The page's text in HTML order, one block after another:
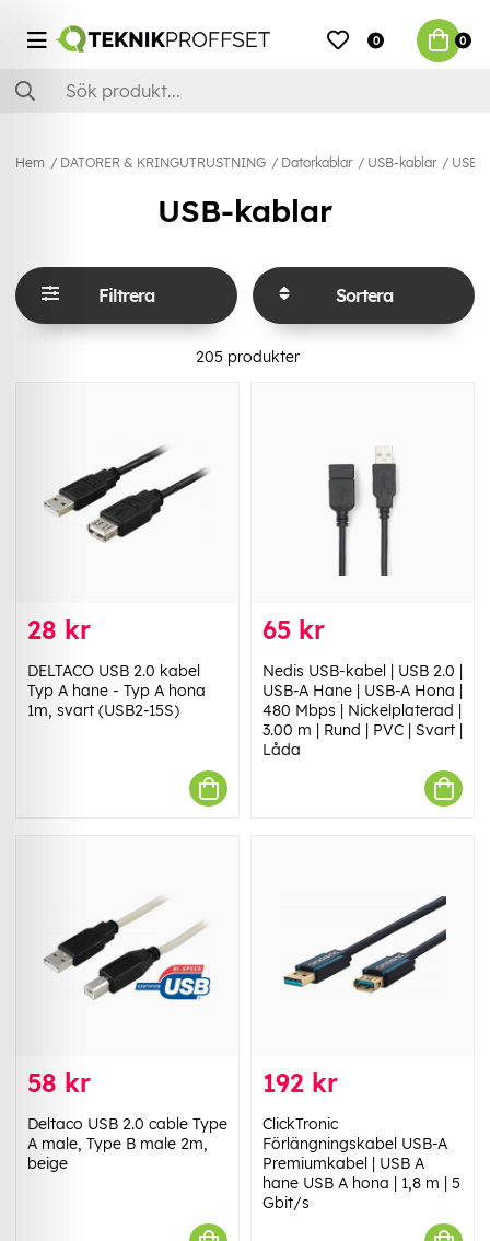
0 0
Hem DATORER & KRINGUTRUSTNING Datorkablar USB-kablar USB-A
USB-kablar
Filtrera Sortera
205 produkter
28 kr
DELTACO USB 2.0 kabel
Typ A hane - Typ A hona
1m, svart (USB2-15S)
65 kr
Nedis USB-kabel | USB 2.0 |
USB-A Hane | USB-A Hona |
480 Mbps | Nickelplaterad |
3.00 m | Rund | PVC | Svart |
Låda
58 kr
Deltaco USB 2.0 cable Type
A male, Type B male 2m,
beige
192 kr
ClickTronic
Förlängningskabel USB-A
Premiumkabel | USB A
hane USB A hona | 1,8 m | 5
Gbit/s